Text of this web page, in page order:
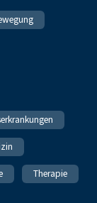
Therapie